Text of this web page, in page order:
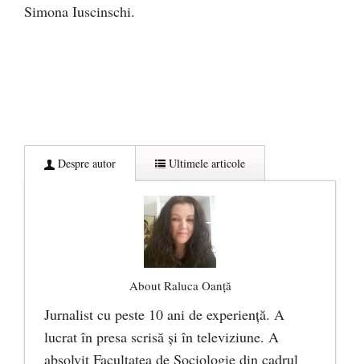
Simona Iuscinschi.
Despre autor Ultimele articole
About Raluca Oanță
Jurnalist cu peste 10 ani de experiență. A
lucrat în presa scrisă și în televiziune. A
absolvit Facultatea de Sociologie din cadrul